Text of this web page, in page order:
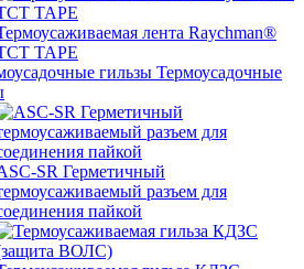
лента Raychman®
TAPE
Термоусадочные
Герметичный
разъем для
пайкой